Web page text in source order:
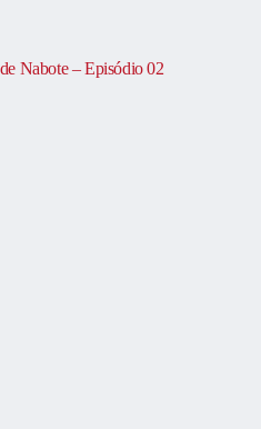
Nabote – Episódio 02